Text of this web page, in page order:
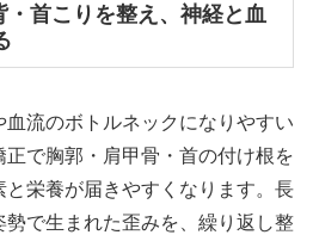
首こりを整え、神経と血
流のボトルネックになりやすい
で胸郭・肩甲骨・首の付け根を
栄養が届きやすくなります。長
で生まれた歪みを、繰り返し整